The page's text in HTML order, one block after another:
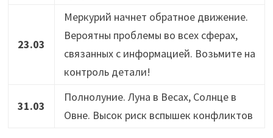
23.03
Меркурий начнет обратное движение.
Вероятны проблемы во всех сферах,
связанных с информацией. Возьмите на
контроль детали!
31.03
Полнолуние. Луна в Весах, Солнце в
Овне. Высок риск вспышек конфликтов